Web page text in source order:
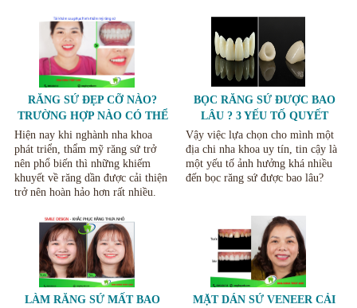
RĂNG SỨ ĐẸP CỠ NÀO?
TRƯỜNG HỢP NÀO CÓ THỂ
BỌC SỨ THẨM MỸ HIỆU
QUẢ.
Hiện nay khi nghành nha khoa
phát triển, thẩm mỹ răng sứ trở
nên phổ biến thì những khiếm
khuyết về răng dần được cải thiện
trở nên hoàn hảo hơn rất nhiều.
BỌC RĂNG SỨ ĐƯỢC BAO
LÂU ? 3 YẾU TỐ QUYẾT
ĐỊNH TUỔI THỌ RĂNG SỨ.
Vậy việc lựa chọn cho mình một
địa chi nha khoa uy tín, tin cậy là
một yếu tố ảnh hưởng khá nhiều
đến bọc răng sứ được bao lâu?
LÀM RĂNG SỨ MẤT BAO
MẶT DÁN SỨ VENEER CẢI